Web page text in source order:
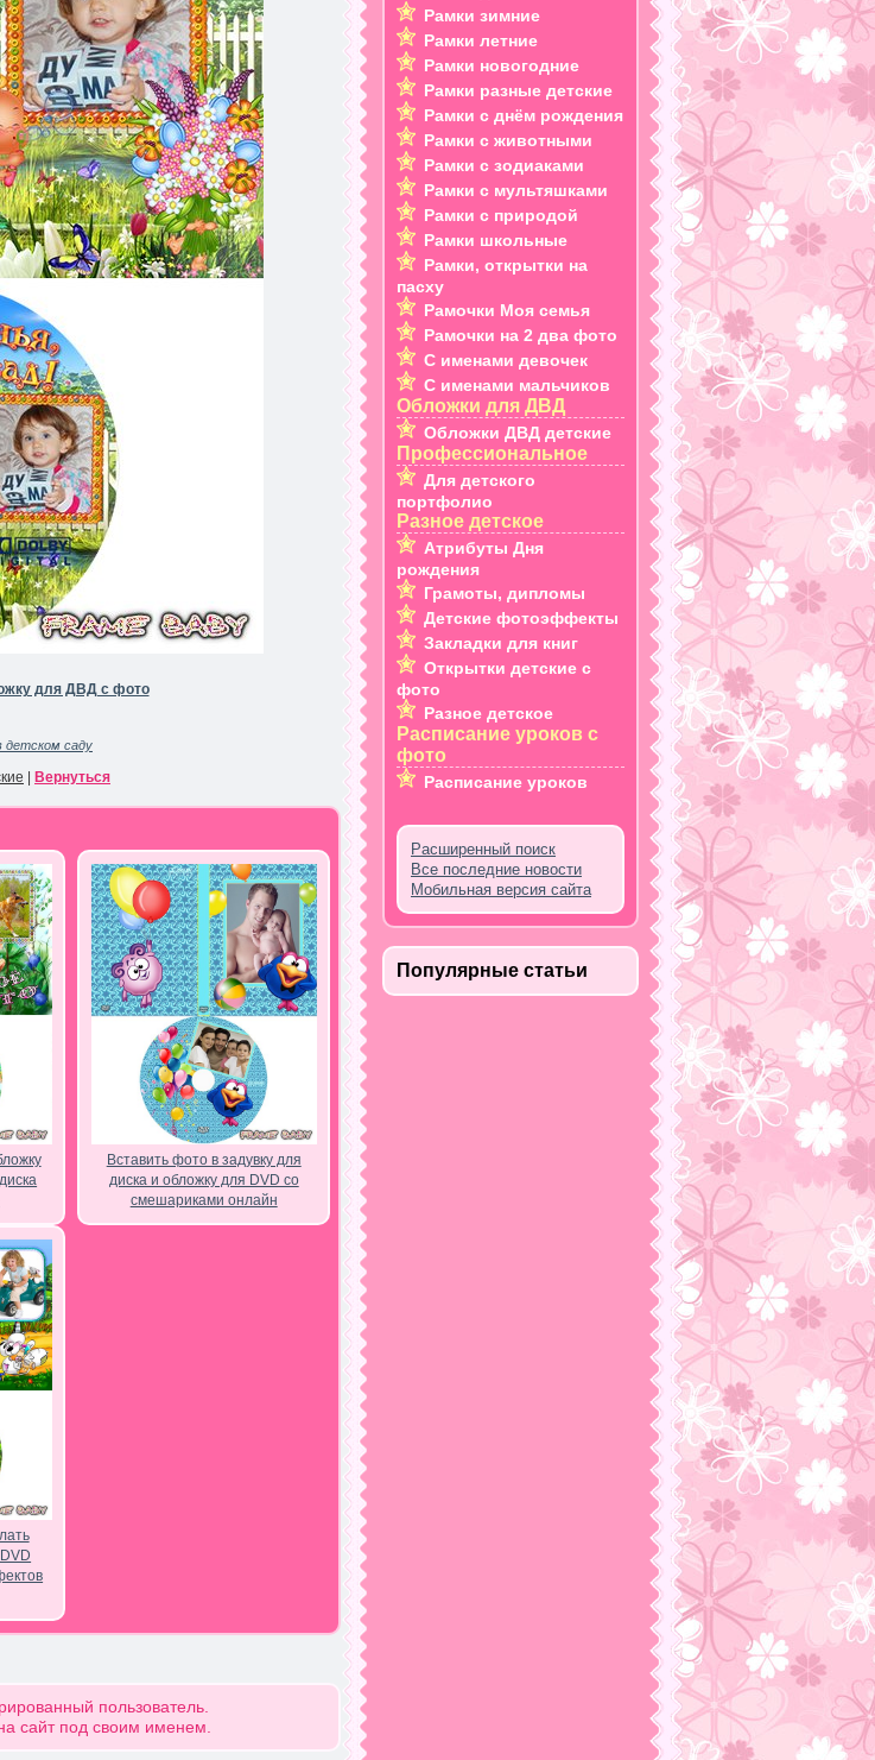
для ДВД с фото
детском саду
| Вернуться
Вставить фото в задувку для
диска и обложку для DVD со
смешариками онлайн
пользователь.
сайт под своим именем.
Рамки зимние
Рамки летние
Рамки новогодние
Рамки разные детские
Рамки с днём рождения
Рамки с животными
Рамки с зодиаками
Рамки с мультяшками
Рамки с природой
Рамки школьные
Рамки, открытки на
пасху
Рамочки Моя семья
Рамочки на 2 два фото
С именами девочек
С именами мальчиков
Обложки для ДВД
Обложки ДВД детские
Профессиональное
Для детского
портфолио
Разное детское
Атрибуты Дня
рождения
Грамоты, дипломы
Детские фотоэффекты
Закладки для книг
Открытки детские с
фото
Разное детское
Расписание уроков с
фото
Расписание уроков
Расширенный поиск
Все последние новости
Мобильная версия сайта
Популярные статьи